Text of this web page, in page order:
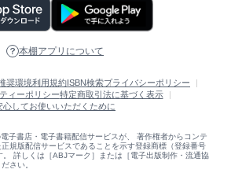
本棚アプリについて
奨環境利用規約ISBN検索プライバシーポリシー
ィーポリシー特定商取引法に基づく表示
心してお使いいただくために
子書店・電子書籍配信サービスが、 著作権者からコンテ
規版配信サービスであることを示す登録商標（登録番号
詳しくは［ABJマーク］または［電子出版制作・流通協
さい。